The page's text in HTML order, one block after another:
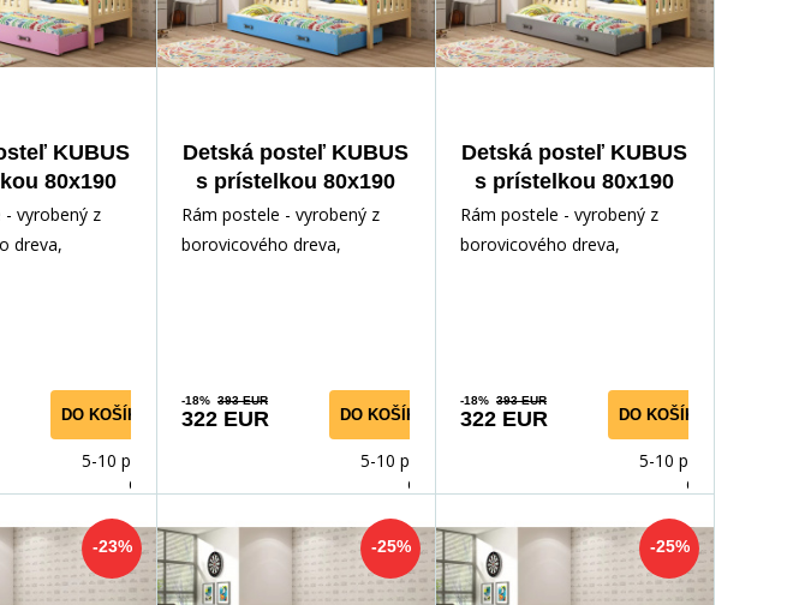
KUBUS
80x190
matraca,
Ružová
- vyrobený z
dreva,
DO KOŠÍKA
5-10 prac.
dnů
Detská posteľ KUBUS
s prístelkou 80x190
cm, bez matraca,
Prírodná/Modrá
Rám postele - vyrobený z
borovicového dreva,
-18% 393 EUR
322 EUR DO KOŠÍKA
5-10 prac.
dnů
Detská posteľ KUBUS
s prístelkou 80x190
cm, bez matraca,
Prírodná/Grafit
Rám postele - vyrobený z
borovicového dreva,
-18% 393 EUR
322 EUR DO KOŠÍKA
5-10 prac.
dnů
-23% -25% -25%